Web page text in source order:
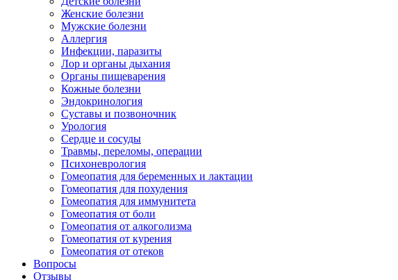
Женские болезни
Мужские болезни
Аллергия
Инфекции, паразиты
Лор и органы дыхания
Органы пищеварения
Кожные болезни
Эндокринология
Суставы и позвоночник
Урология
Сердце и сосуды
Травмы, переломы, операции
Психоневрология
Гомеопатия для беременных и лактации
Гомеопатия для похудения
Гомеопатия для иммунитета
Гомеопатия от боли
Гомеопатия от алкоголизма
Гомеопатия от курения
Гомеопатия от отеков
Вопросы
Отзывы